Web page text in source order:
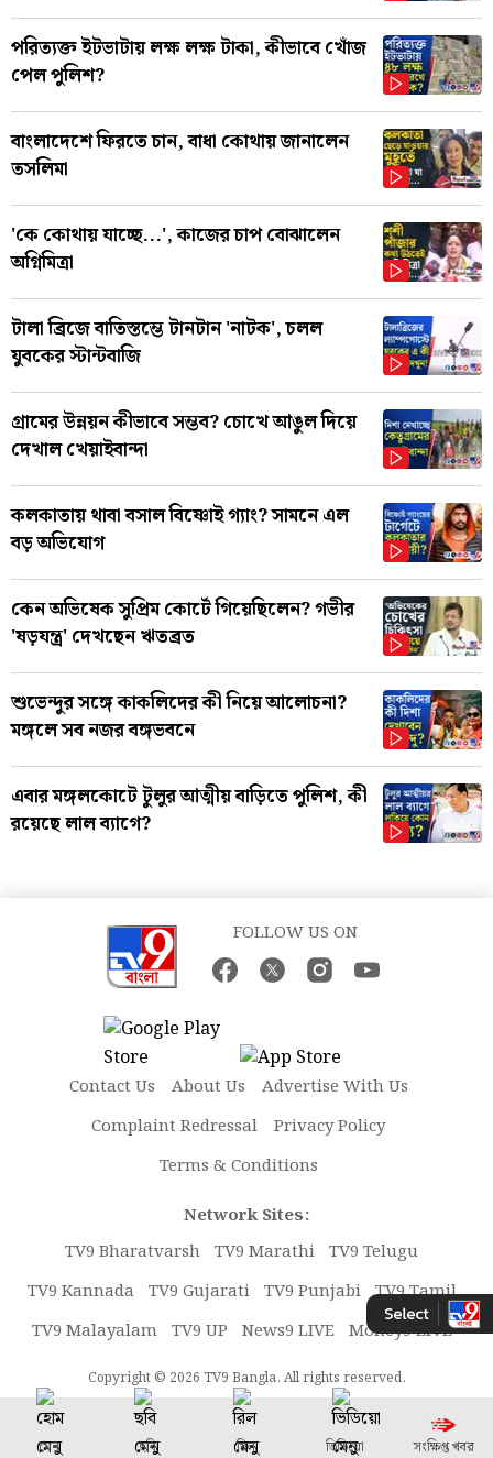
পরিত্যক্ত ইটভাটায় লক্ষ লক্ষ টাকা, কীভাবে খোঁজ
পেল পুলিশ?
বাংলাদেশে ফিরতে চান, বাধা কোথায় জানালেন
তসলিমা
'কে কোথায় যাচ্ছে...', কাজের চাপ বোঝালেন
অগ্নিমিত্রা
টালা ব্রিজে বাতিস্তম্ভে টানটান 'নাটক', চলল
যুবকের স্টান্টবাজি
গ্রামের উন্নয়ন কীভাবে সম্ভব? চোখে আঙুল দিয়ে
দেখাল খেয়াইবান্দা
কলকাতায় থাবা বসাল বিষ্ণোই গ্যাং? সামনে এল
বড় অভিযোগ
কেন অভিষেক সুপ্রিম কোর্টে গিয়েছিলেন? গভীর
'ষড়যন্ত্র' দেখছেন ঋতব্রত
শুভেন্দুর সঙ্গে কাকলিদের কী নিয়ে আলোচনা?
মঙ্গলে সব নজর বঙ্গভবনে
এবার মঙ্গলকোটে টুলুর আত্মীয় বাড়িতে পুলিশ, কী
রয়েছে লাল ব্যাগে?
FOLLOW US ON
Contact Us About Us
Advertise With Us
Complaint Redressal
Privacy Policy
Terms & Conditions
Network Sites:
TV9 Bharatvarsh TV9 Marathi TV9 Telugu
TV9 Kannada TV9 Gujarati TV9 Punjabi TV9 Tamil
TV9 Malayalam TV9 UP News9 LIVE Money9 LIVE
Copyright © 2026 TV9 Bangla. All rights reserved.
মেনু ছবি রিল ভিডিয়ো সংক্ষিপ্ত খবর